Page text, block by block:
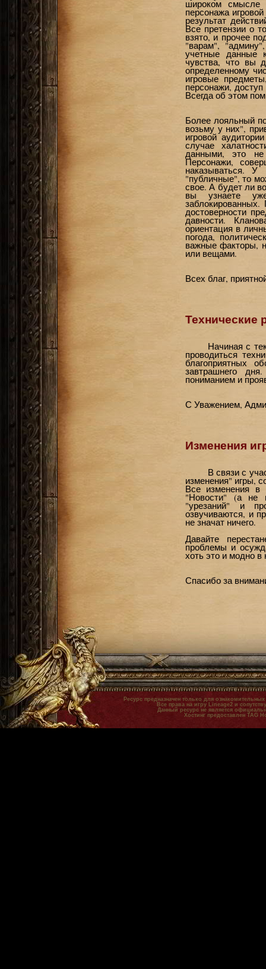
широком смысле
персонажа
результат
Все претензии о
взято, и прочее
"варам",
учетные данные
чувства, что вы
определенному
игровые
персонажи,
Всегда об этом
Более лояльный
возьму у них",
игровой
случае
данными, это
Персонажи,
наказываться. У
"публичные", то
свое. А будет ли
вы узнаете
достоверности
давности.
ориентация в
погода,
важные факторы,
или вещами.
Всех благ,
Технические
Начиная с
проводиться
благоприятных
завтрашнего
пониманием и
С Уважением,
Изменения
В связи с
изменения" игры,
Все изменения в
"Новости" (а не
"урезаний" и
озвучиваются, и
не значат ничего.
Давайте
проблемы и
хоть это и модно в
Спасибо за
Ресурс предназначен только для
Все права на игру Lineage2 и
Данный ресурс не является
Хостинг предоставлен TAG